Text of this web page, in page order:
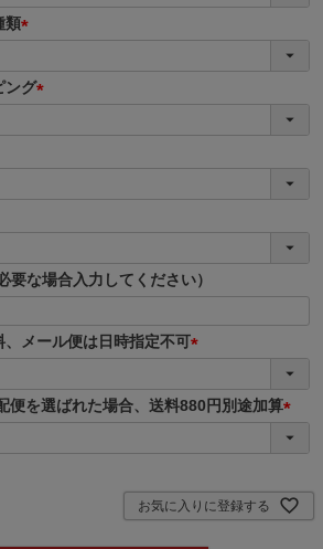
必
類
必
須
ング
必
要な場合入力してください）
、メール便は日時指定不可
必
須
便を選ばれた場合、送料880円別途加算
(
必
)
お気に入りに登録する